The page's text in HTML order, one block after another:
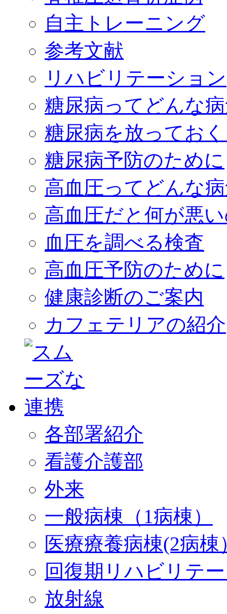
自主トレーニング
参考文献
リハビリテーション
糖尿病ってどんな
糖尿病を放ってお
糖尿病予防のために
高血圧ってどんな
高血圧だと何が悪
血圧を調べる検査
高血圧予防のために
健康診断のご案内
カフェテリアの紹介
各部署紹介
看護介護部
外来
一般病棟（1病棟）
医療療養病棟(2病棟
回復期リハビリテ
放射線